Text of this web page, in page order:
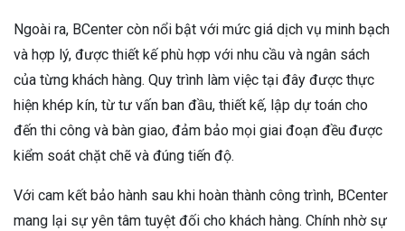
Ngoài ra, BCenter còn nổi bật với mức giá dịch vụ minh bạch
và hợp lý, được thiết kế phù hợp với nhu cầu và ngân sách
của từng khách hàng. Quy trình làm việc tại đây được thực
hiện khép kín, từ tư vấn ban đầu, thiết kế, lập dự toán cho
đến thi công và bàn giao, đảm bảo mọi giai đoạn đều được
kiểm soát chặt chẽ và đúng tiến độ.
Với cam kết bảo hành sau khi hoàn thành công trình, BCenter
mang lại sự yên tâm tuyệt đối cho khách hàng. Chính nhờ sự